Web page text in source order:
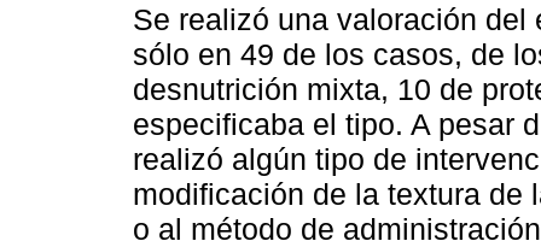
Se realizó una valoración
sólo en 49 de los casos, de
desnutrición mixta, 10 de
especificaba el tipo. A pesar
realizó algún tipo de
modificación de la textura de
o al método de